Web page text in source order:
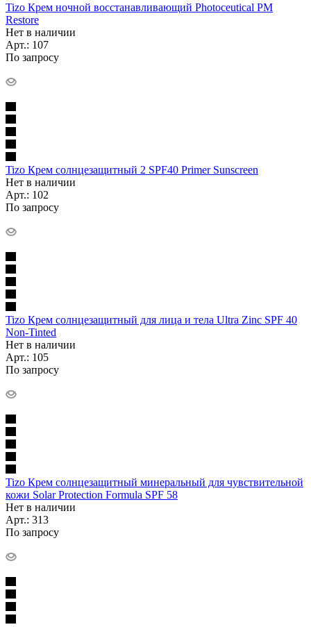
Tizo Крем ночной восстанавливающий Photoceutical PM
Restore
Нет в наличии
Арт.: 107
По запросу
Tizo Крем солнцезащитный 2 SPF40 Primer Sunscreen
Нет в наличии
Арт.: 102
По запросу
Tizo Крем солнцезащитный для лица и тела Ultra Zinc SPF 40
Non-Tinted
Нет в наличии
Арт.: 105
По запросу
Tizo Крем солнцезащитный минеральный для чувствительной
кожи Solar Protection Formula SPF 58
Нет в наличии
Арт.: 313
По запросу